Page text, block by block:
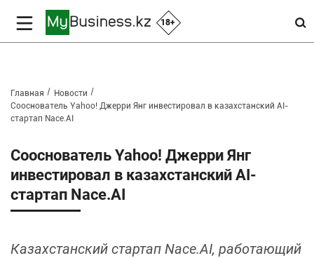
18+
Главная
Новости
Сооснователь Yahoo! Джерри Янг инвестировал в казахстанский AI-
стартап Nace.AI
Сооснователь Yahoo! Джерри Янг
инвестировал в казахстанский AI-
стартап Nace.AI
Казахстанский стартап Nace.AI, работающий